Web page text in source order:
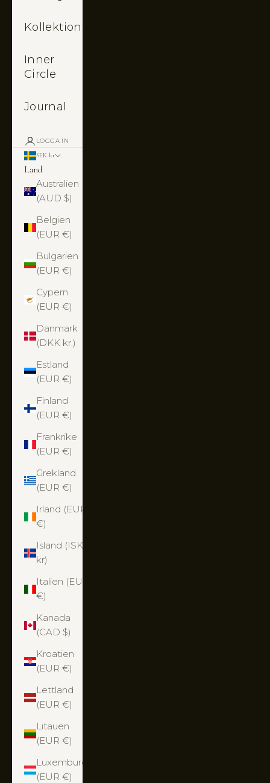
Kollektioner
Inner
Circle
Journal
LOGGA IN
SEK kr
Land
Australien
(AUD $)
Belgien
(EUR €)
Bulgarien
(EUR €)
Cypern
(EUR €)
Danmark
(DKK kr.)
Estland
(EUR €)
Finland
(EUR €)
Frankrike
(EUR €)
Grekland
(EUR €)
Irland (EUR
€)
Island (ISK
kr)
Italien (EUR
€)
Kanada
(CAD $)
Kroatien
(EUR €)
Lettland
(EUR €)
Litauen
(EUR €)
Luxemburg
(EUR €)